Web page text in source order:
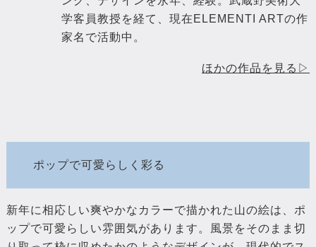
学客員教授を経て、現在ELEMENTI ARTの作
家名で活動中。
ほかの作品を見る▷
ポップで可愛らしく彩る
新年に相応しい爽やかなカラーで描かれた山の絵は、ポ
ップで可愛らしい雰囲気があります。風景をそのまま切